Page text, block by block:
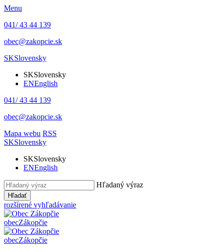
Menu
041/ 43 44 139
obec@zakopcie.sk
SKSlovensky
SKSlovensky
ENEnglish
041/ 43 44 139
obec@zakopcie.sk
Mapa webu RSS
SKSlovensky
SKSlovensky
ENEnglish
Hľadaný výraz
Hľadať
rozšírené vyhľadávanie
obecZákopčie
obecZákopčie